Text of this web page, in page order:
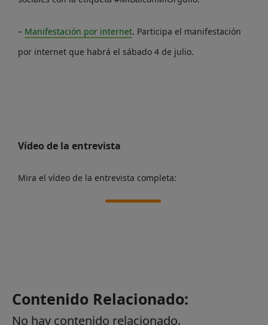
– Manifestación por internet. Participa el manifestación
por internet que habrá el sábado 4 de julio.
Vídeo de la entrevista
Mira el vídeo de la entrevista completa:
Contenido Relacionado:
No hay contenido relacionado.